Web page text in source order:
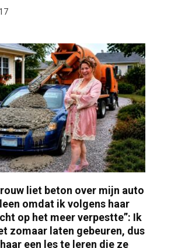
liet beton over mijn auto
omdat ik volgens haar
op het meer verpestte”: Ik
zomaar laten gebeuren, dus
een les te leren die ze